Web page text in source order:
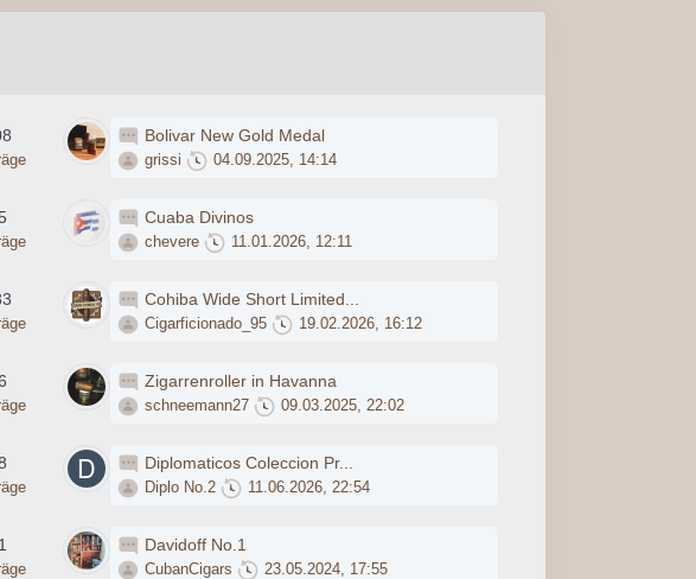
Bolivar New Gold Medal
grissi 04.09.2025, 14:14
Cuaba Divinos
chevere 11.01.2026, 12:11
Cohiba Wide Short Limited...
Cigarficionado_95 19.02.2026, 16:12
Zigarrenroller in Havanna
schneemann27 09.03.2025, 22:02
Diplomaticos Coleccion Pr...
Diplo No.2 11.06.2026, 22:54
Davidoff No.1
CubanCigars 23.05.2024, 17:55